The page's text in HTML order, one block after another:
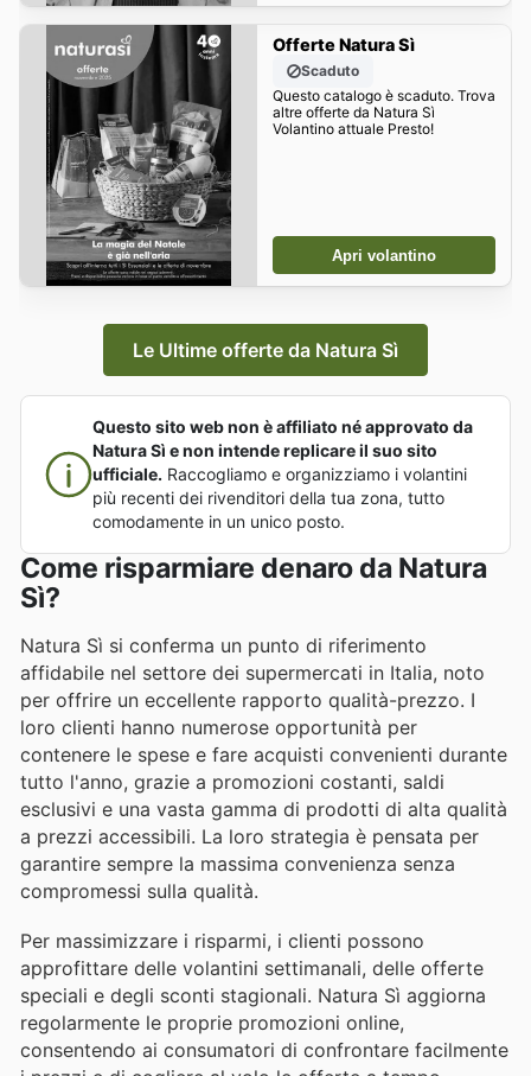
Offerte Natura Sì
Scaduto
Questo catalogo è scaduto. Trova
altre offerte da Natura Sì
Volantino attuale Presto!
Apri volantino
Le Ultime offerte da Natura Sì
Questo sito web non è affiliato né approvato da
Natura Sì e non intende replicare il suo sito
ufficiale. Raccogliamo e organizziamo i volantini
più recenti dei rivenditori della tua zona, tutto
comodamente in un unico posto.
Come risparmiare denaro da Natura
Sì?
Natura Sì si conferma un punto di riferimento
affidabile nel settore dei supermercati in Italia, noto
per offrire un eccellente rapporto qualità-prezzo. I
loro clienti hanno numerose opportunità per
contenere le spese e fare acquisti convenienti durante
tutto l'anno, grazie a promozioni costanti, saldi
esclusivi e una vasta gamma di prodotti di alta qualità
a prezzi accessibili. La loro strategia è pensata per
garantire sempre la massima convenienza senza
compromessi sulla qualità.
Per massimizzare i risparmi, i clienti possono
approfittare delle volantini settimanali, delle offerte
speciali e degli sconti stagionali. Natura Sì aggiorna
regolarmente le proprie promozioni online,
consentendo ai consumatori di confrontare facilmente